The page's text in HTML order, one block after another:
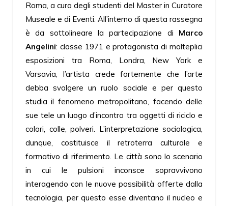
Roma, a cura degli studenti del Master in Curatore
Museale e di Eventi. All’interno di questa rassegna
è da sottolineare la partecipazione di Marco
Angelini: classe 1971 e protagonista di molteplici
esposizioni tra Roma, Londra, New York e
Varsavia, l’artista crede fortemente che l’arte
debba svolgere un ruolo sociale e per questo
studia il fenomeno metropolitano, facendo delle
sue tele un luogo d’incontro tra oggetti di riciclo e
colori, colle, polveri. L’interpretazione sociologica,
dunque, costituisce il retroterra culturale e
formativo di riferimento. Le città sono lo scenario
in cui le pulsioni inconsce sopravvivono
interagendo con le nuove possibilità offerte dalla
tecnologia, per questo esse diventano il nucleo e